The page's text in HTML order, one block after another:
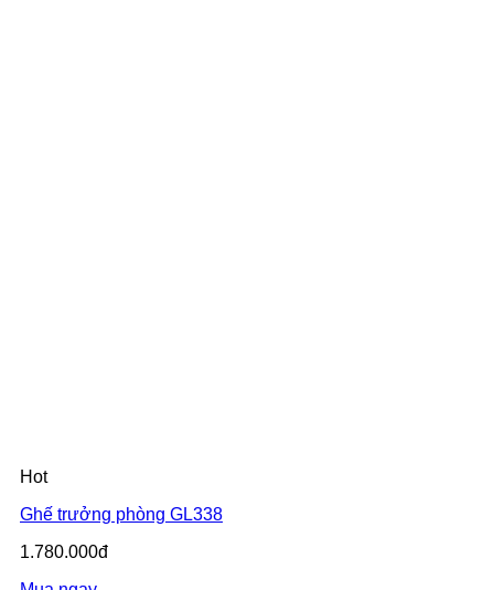
Hot
Ghế trưởng phòng GL338
1.780.000đ